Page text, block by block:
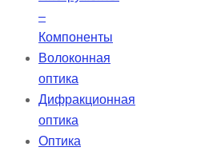
–
Компоненты
Волоконная
оптика
Дифракционная
оптика
Оптика